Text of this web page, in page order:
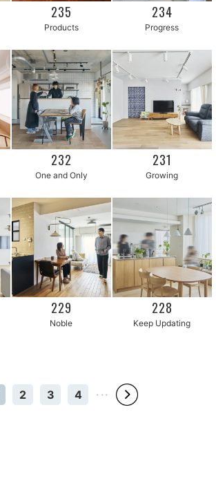
235
Products
234
Progress
232
One and Only
231
Growing
229
Noble
228
Keep Updating
2 3 4 ・・・